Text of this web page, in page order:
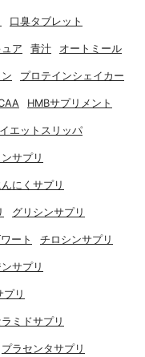
口臭タブレット
ア 青汁 オートミール
プロテインシェイカー
HMBサプリメント
エットスリッパ
サプリ
んにくサプリ
グリシンサプリ
ート チロシンサプリ
ンサプリ
プリ
ラミドサプリ
プラセンタサプリ